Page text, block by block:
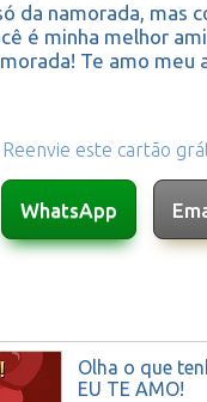
da namorada, mas
é minha melhor
Te amo meu
Reenvie este cartão
Olha o que
EU TE AMO!